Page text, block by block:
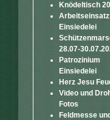
Knödeltisch
Arbeitseinsatz
Einsiedelei
28.07-
Patrozinium
Einsiedelei
Herz Jesu
Video und
Fotos
Feldmesse und